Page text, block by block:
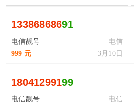
13386868691
电信靓号
电信
3月10日
999 元
18041299199
电信靓号 电信